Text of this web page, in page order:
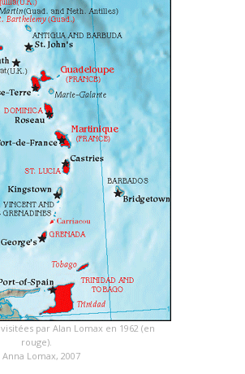
par Alan Lomax en 1962 (en
rouge).
Lomax, 2007